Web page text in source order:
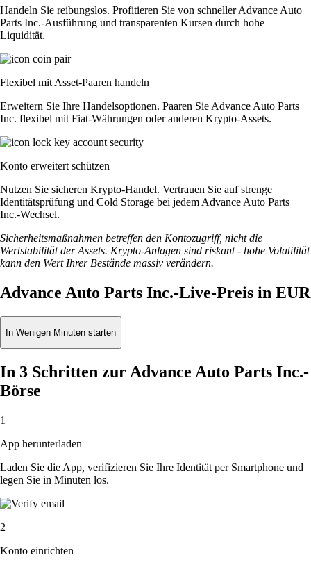
Handeln Sie reibungslos. Profitieren Sie von schneller Advance Auto
Parts Inc.-Ausführung und transparenten Kursen durch hohe
Liquidität.
Flexibel mit Asset-Paaren handeln
Erweitern Sie Ihre Handelsoptionen. Paaren Sie Advance Auto Parts
Inc. flexibel mit Fiat-Währungen oder anderen Krypto-Assets.
Konto erweitert schützen
Nutzen Sie sicheren Krypto-Handel. Vertrauen Sie auf strenge
Identitätsprüfung und Cold Storage bei jedem Advance Auto Parts
Inc.-Wechsel.
Sicherheitsmaßnahmen betreffen den Kontozugriff, nicht die
Wertstabilität der Assets. Krypto-Anlagen sind riskant - hohe Volatilität
kann den Wert Ihrer Bestände massiv verändern.
Advance Auto Parts Inc.-Live-Preis in EUR
In Wenigen Minuten starten
In 3 Schritten zur Advance Auto Parts Inc.-
Börse
1
App herunterladen
Laden Sie die App, verifizieren Sie Ihre Identität per Smartphone und
legen Sie in Minuten los.
2
Konto einrichten